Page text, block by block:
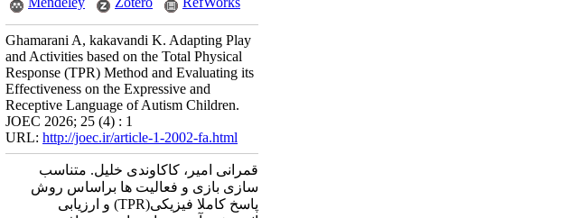
Ghamarani A, kakavandi K. Adapting Play
and Activities based on the Total Physical
Response (TPR) Method and Evaluating its
Effectiveness on the Expressive and
Receptive Language of Autism Children.
JOEC 2026; 25 (4) : 1
URL: http://joec.ir/article-1-2002-fa.html
قمرانی امیر، کاکاوندی خلیل. متناسب
سازی بازی و فعالیت ها براساس روش
پاسخ کاملا فیزیکی(TPR) و ارزیابی